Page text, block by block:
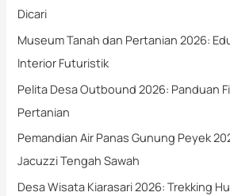
Dicari
Museum Tanah dan Pertanian 2026:
Interior Futuristik
Pelita Desa Outbound 2026: Panduan
Pertanian
Pemandian Air Panas Gunung Peyek
Jacuzzi Tengah Sawah
Desa Wisata Kiarasari 2026: Trekking